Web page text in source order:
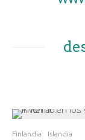
Finlandia
Islandia